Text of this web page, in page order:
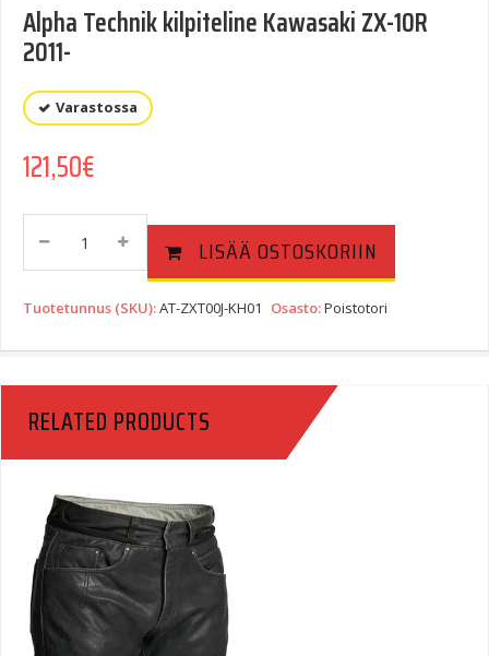
Alpha Technik kilpiteline Kawasaki ZX-10R
2011-
Varastossa
121,50€
Kawasaki
10R
LISÄÄ OSTOSKORIIN
Tuotetunnus (SKU):AT-ZXT00J-KH01 Osasto:Poistotori
RELATED PRODUCTS